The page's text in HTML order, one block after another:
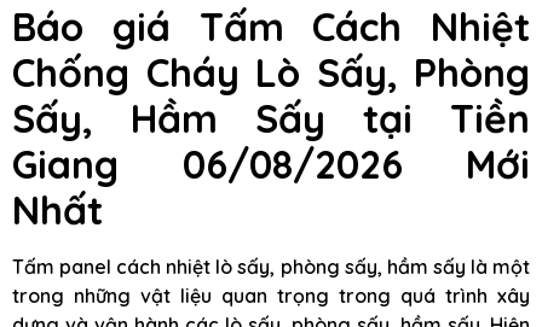
Báo giá Tấm Cách Nhiệt
Chống Cháy Lò Sấy, Phòng
Sấy, Hầm Sấy tại Tiền
Giang 06/08/2026 Mới
Nhất
Tấm panel cách nhiệt lò sấy, phòng sấy, hầm sấy là một
trong những vật liệu quan trọng trong quá trình xây